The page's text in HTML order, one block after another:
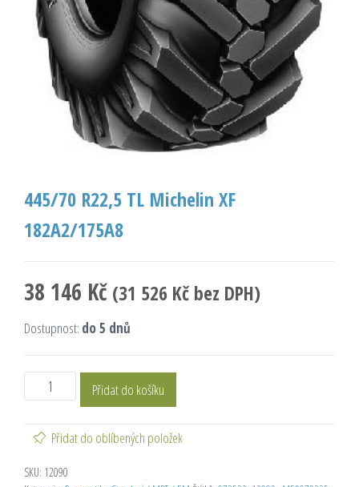
445/70 R22,5 TL Michelin XF
182A2/175A8
38 146 Kč (31 526 Kč bez DPH)
Dostupnost: do 5 dnů
Přidat do košíku
Přidat do oblíbených položek
SKU: 12090